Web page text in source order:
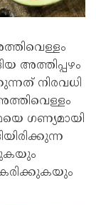
അത്തിപ്പഴം
നിരവധി
ഗണ്യമായി